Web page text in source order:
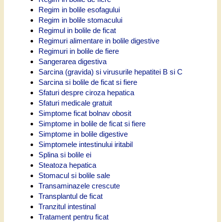
Regim in bolile esofagului
Regim in bolile stomacului
Regimul in bolile de ficat
Regimuri alimentare in bolile digestive
Regimuri in bolile de fiere
Sangerarea digestiva
Sarcina (gravida) si virusurile hepatitei B si C
Sarcina si bolile de ficat si fiere
Sfaturi despre ciroza hepatica
Sfaturi medicale gratuit
Simptome ficat bolnav obosit
Simptome in bolile de ficat si fiere
Simptome in bolile digestive
Simptomele intestinului iritabil
Splina si bolile ei
Steatoza hepatica
Stomacul si bolile sale
Transaminazele crescute
Transplantul de ficat
Tranzitul intestinal
Tratament pentru ficat